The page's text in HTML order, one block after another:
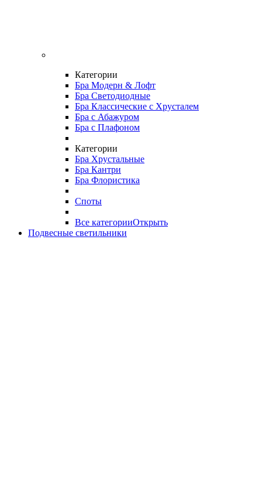
Категории
Бра Модерн & Лофт
Бра Светодиодные
Бра Классические с Хрусталем
Бра с Абажуром
Бра с Плафоном
Категории
Бра Хрустальные
Бра Кантри
Бра Флористика
Споты
Все категорииОткрыть
Подвесные светильники